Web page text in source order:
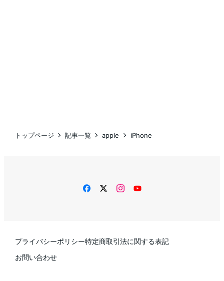
トップページ 記事一覧 apple iPhone
facebooktwitterinstagram
YouTube
プライバシーポリシー特定商取引法に関する表記
お問い合わせ